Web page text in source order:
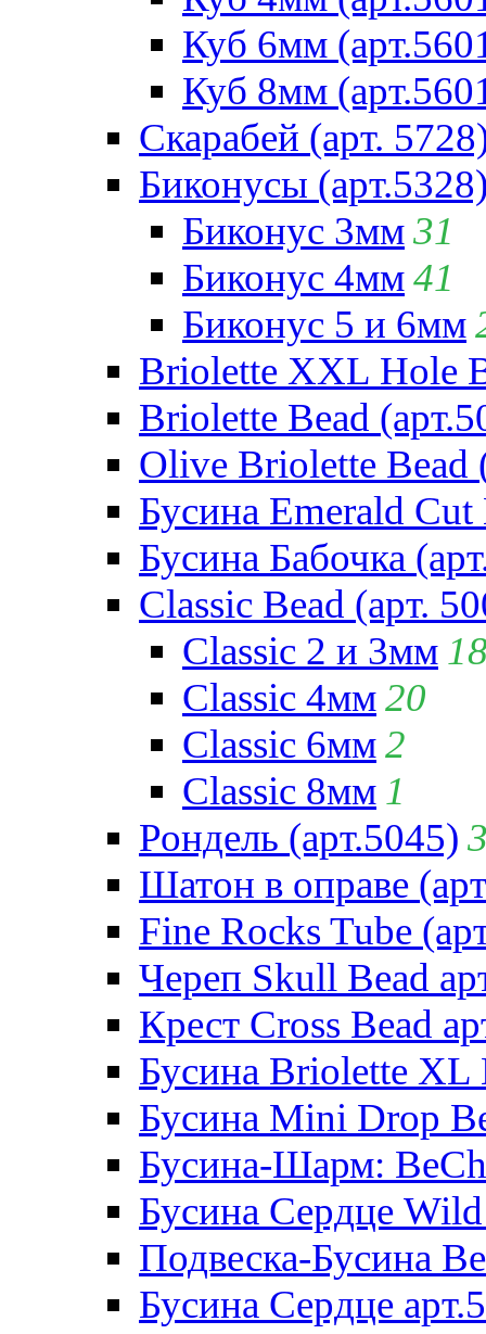
Куб 6мм
Куб 8мм
Скарабей (арт.
Биконусы
Биконус 3мм31
Биконус 4мм41
Биконус 5 и 6мм
Briolette XXL Hole
Briolette Bead
Olive Briolette Bead
Бусина Emerald Cut
Бусина Бабочка
Classic Bead (арт.
Classic 2 и 3мм
Classic 4мм20
Classic 6мм2
Classic 8мм 1
Рондель (арт.5045)
Шатон в оправе
Fine Rocks Tube
Череп Skull Bead
Крест Cross Bead
Бусина Briolette XL
Бусина Mini Drop
Бусина-Шарм:
Бусина Сердце
Подвеска-Бусина
Бусина Сердце